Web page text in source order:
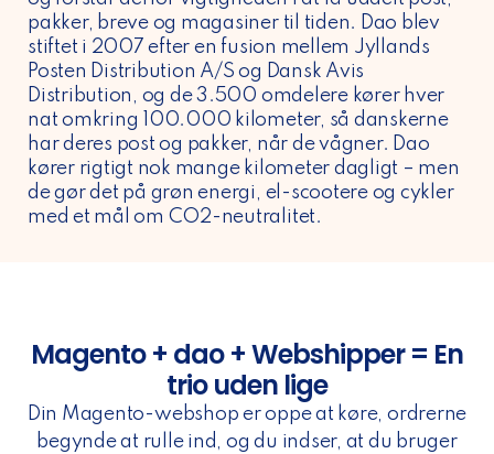
pakker, breve og magasiner til tiden. Dao blev
stiftet i 2007 efter en fusion mellem Jyllands
Posten Distribution A/S og Dansk Avis
Distribution, og de 3.500 omdelere kører hver
nat omkring 100.000 kilometer, så danskerne
har deres post og pakker, når de vågner. Dao
kører rigtigt nok mange kilometer dagligt – men
de gør det på grøn energi, el-scootere og cykler
med et mål om CO2-neutralitet.
Magento + dao + Webshipper = En
trio uden lige
Din Magento-webshop er oppe at køre, ordrerne
begynde at rulle ind, og du indser, at du bruger